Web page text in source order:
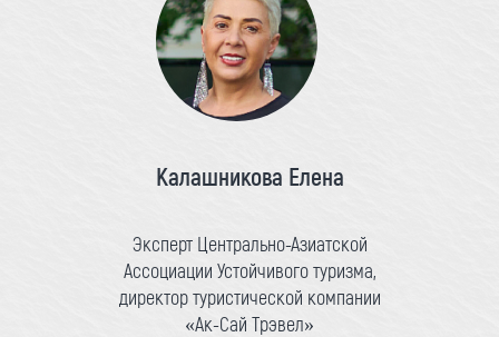
Калашникова Елена
Эксперт Центрально-Азиатской
Ассоциации Устойчивого туризма,
директор туристической компании
«Ак-Сай Трэвел»